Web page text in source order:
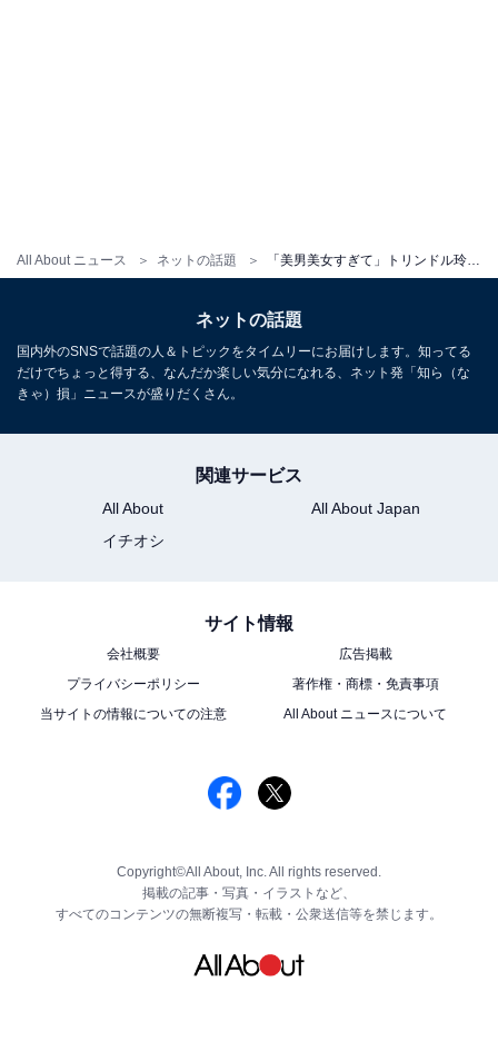
All About ニュース ネットの話題
ネットの話題
国内外のSNSで話題の人＆トピックをタイムリーにお届けします。知ってる
だけでちょっと得する、なんだか楽しい気分になれる、ネット発「知ら（な
きゃ）損」ニュースが盛りだくさん。
関連サービス
All About
All About Japan
イチオシ
サイト情報
会社概要
広告掲載
プライバシーポリシー
著作権・商標・免責事項
当サイトの情報についての注意
All About ニュースについて
Copyright©All About, Inc. All rights reserved.
掲載の記事・写真・イラストなど、
すべてのコンテンツの無断複写・転載・公衆送信等を禁じます。